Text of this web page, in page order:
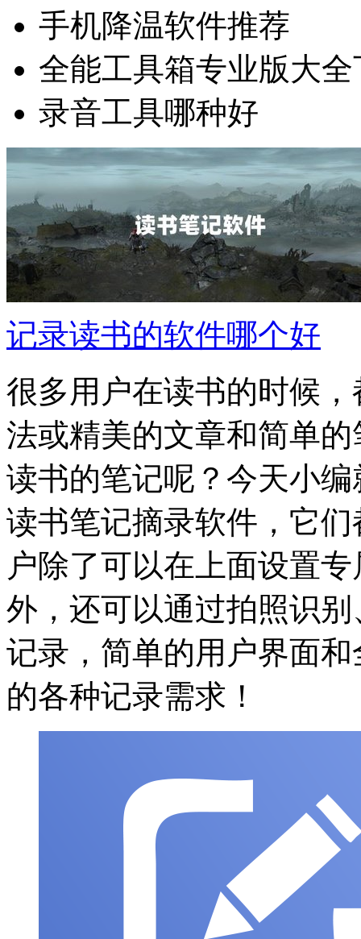
手机降温软件推荐
全能工具箱专业版大
录音工具哪种好
记录读书的软件哪个好
很多用户在读书的时候
法或精美的文章和简单
读书的笔记呢？今天小
读书笔记摘录软件，它
户除了可以在上面设置
外，还可以通过拍照识
记录，简单的用户界面
的各种记录需求！